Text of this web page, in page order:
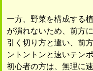
一方、野菜を構成する
が潰れないため、前方
引く切り方と違い、前
ントントンと速いテン
初心者の方は、無理に